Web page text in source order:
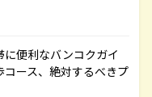
便利なバンコクガイ
コース、絶対するべきプ